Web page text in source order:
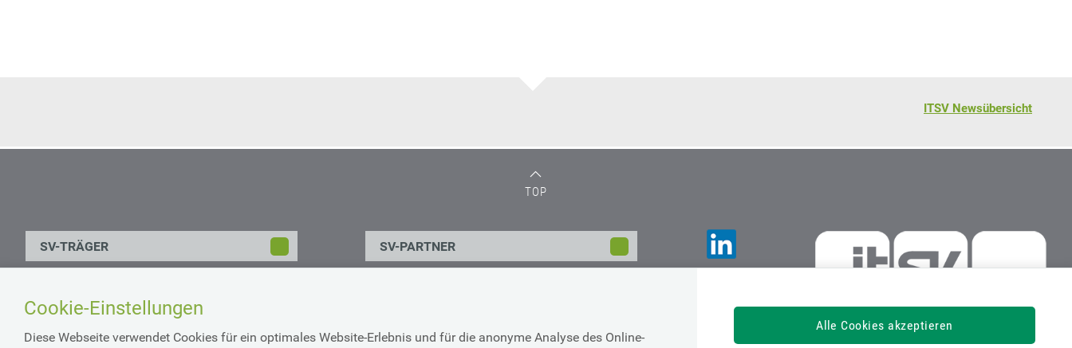
Cookie-Einstellungen
Diese Webseite verwendet Cookies für ein optimales Website-Erlebnis und für die anonyme Analyse des Online-
Alle Cookies akzeptieren
ITSV Newsübersicht
TOP
IT-Services der Sozialversicherung GmbH
SV-TRÄGER SV-PARTNER
STANDORTE
Johann-Böhm-Platz 1
A-1020 Wien